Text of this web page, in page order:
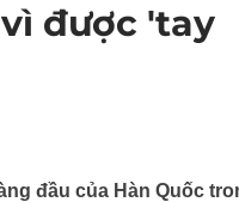
được 'tay
đầu của Hàn Quốc